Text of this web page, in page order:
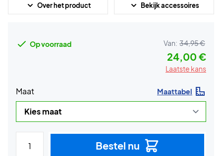
Over het product Bekijk accessoires
Op voorraad Van: 34,95 €
24,00 €
Laatste kans
Maat Maattabel
Bestel nu